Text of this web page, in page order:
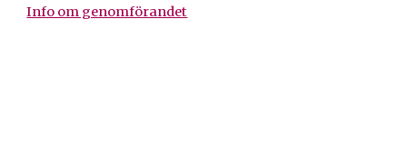
Info om genomförandet